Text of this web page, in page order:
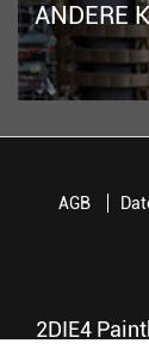
ANDERE
2DIE4
AGB